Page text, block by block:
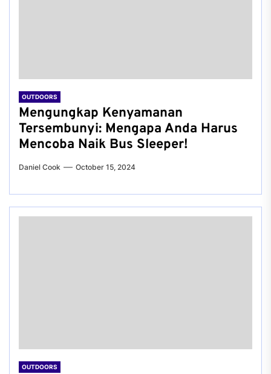
OUTDOORS
Mengungkap Kenyamanan
Tersembunyi: Mengapa Anda Harus
Mencoba Naik Bus Sleeper!
Daniel Cook October 15, 2024
OUTDOORS